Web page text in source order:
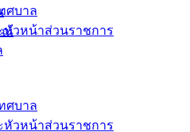
ศบาล
หัวหน้าส่วนราชการ
ณ์
ศบาล
หัวหน้าส่วนราชการ
คม 11, 2022
vichakarn
อวัสดุอุปกรณ์ โครงการป้องกัน
ะจำปีงบประมาณ 2565 โดยวิธี